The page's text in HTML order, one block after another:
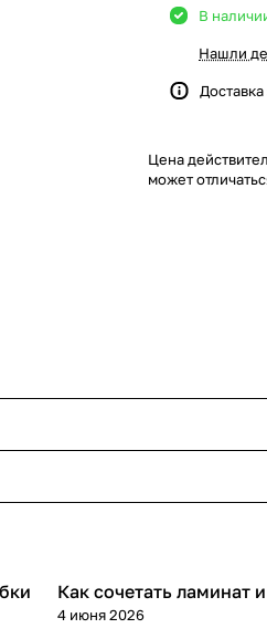
В
Нашли
Цена
может
Напольные покрытия
Как сочетать ламинат
4 июня 2026